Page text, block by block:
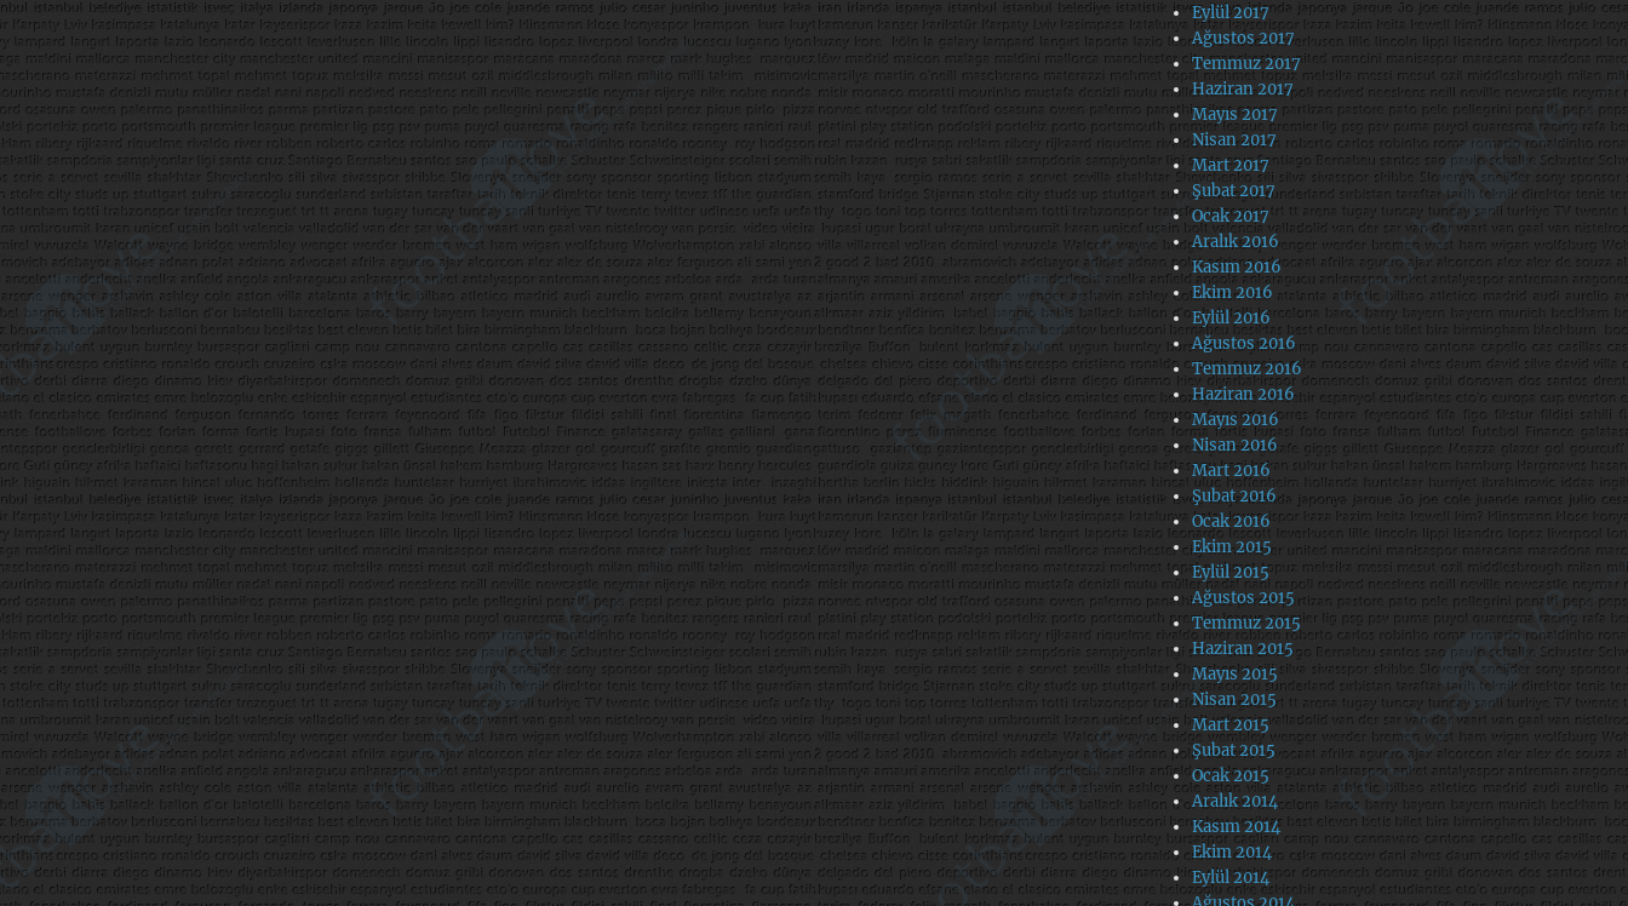
Eylül 2017
Ağustos 2017
Temmuz 2017
Haziran 2017
Mayıs 2017
Nisan 2017
Mart 2017
Şubat 2017
Ocak 2017
Aralık 2016
Kasım 2016
Ekim 2016
Eylül 2016
Ağustos 2016
Temmuz 2016
Haziran 2016
Mayıs 2016
Nisan 2016
Mart 2016
Şubat 2016
Ocak 2016
Ekim 2015
Eylül 2015
Ağustos 2015
Temmuz 2015
Haziran 2015
Mayıs 2015
Nisan 2015
Mart 2015
Şubat 2015
Ocak 2015
Aralık 2014
Kasım 2014
Ekim 2014
Eylül 2014